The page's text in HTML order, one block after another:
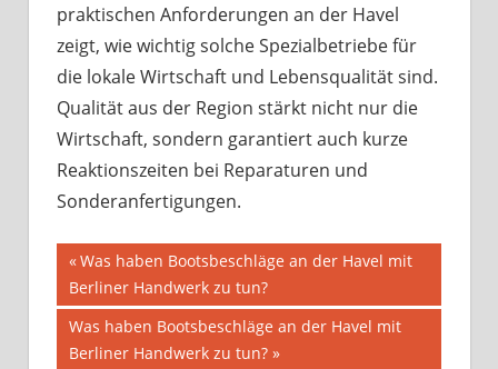
praktischen Anforderungen an der Havel
zeigt, wie wichtig solche Spezialbetriebe für
die lokale Wirtschaft und Lebensqualität sind.
Qualität aus der Region stärkt nicht nur die
Wirtschaft, sondern garantiert auch kurze
Reaktionszeiten bei Reparaturen und
Sonderanfertigungen.
Beitragsnavigation
Vorheriger
Beitrag:
Was haben Bootsbeschläge an der Havel mit
Berliner Handwerk zu tun?
Nächster
Beitrag:
Was haben Bootsbeschläge an der Havel mit
Berliner Handwerk zu tun?